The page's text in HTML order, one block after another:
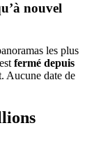
nouvel
les plus
fermé depuis
Aucune date de